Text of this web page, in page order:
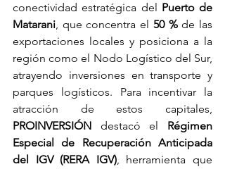
conectividad estratégica del Puerto de
Matarani, que concentra el 50 % de las
exportaciones locales y posiciona a la
región como el Nodo Logístico del Sur,
atrayendo inversiones en transporte y
parques logísticos. Para incentivar la
PROINVERSIÓN destacó el Régimen
Especial de Recuperación Anticipada
del IGV (RERA IGV), herramienta que